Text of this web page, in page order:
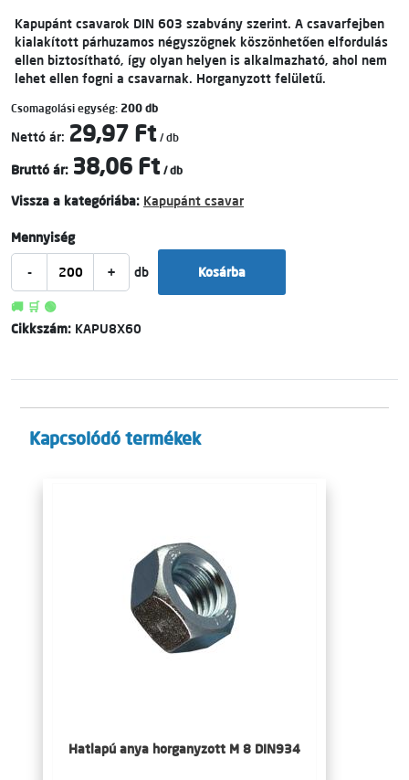
Kapupánt csavarok DIN 603 szabvány szerint. A csavarfejben
kialakított párhuzamos négyszögnek köszönhetően elfordulás
ellen biztosítható, így olyan helyen is alkalmazható, ahol nem
lehet ellen fogni a csavarnak. Horganyzott felületű.
Csomagolási egység: 200 db
Nettó ár: 29,97 Ft / db
Bruttó ár: 38,06 Ft / db
Vissza a kategóriába: Kapupánt csavar
Mennyiség
- + db Kosárba
🚚 🛒 🟢
Cikkszám: KAPU8X60
Kapcsolódó termékek
Hatlapú anya horganyzott M 8 DIN934